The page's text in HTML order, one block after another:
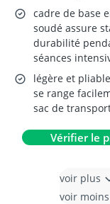
cadre de base
soudé assure
durabilité
séances
légère et
se range
sac de
Vérifier le
voir plus
voir moins